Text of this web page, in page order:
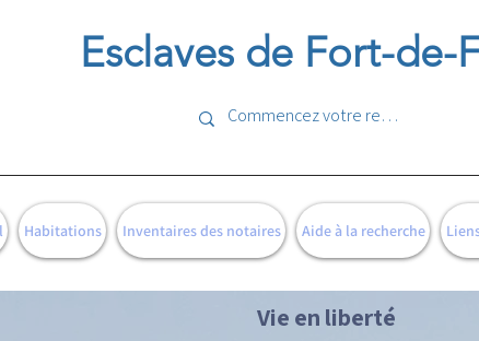
Esclaves de Fort-de-
Habitations Inventaires des notaires Aide à la recherche
Vie en liberté